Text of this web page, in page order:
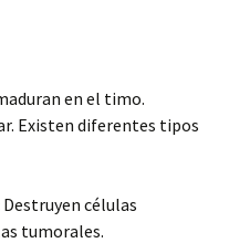
en el timo.
Existen diferentes tipos
Destruyen células
tumorales.